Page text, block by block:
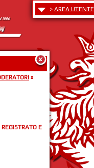
> AREA UTENTE
»
E